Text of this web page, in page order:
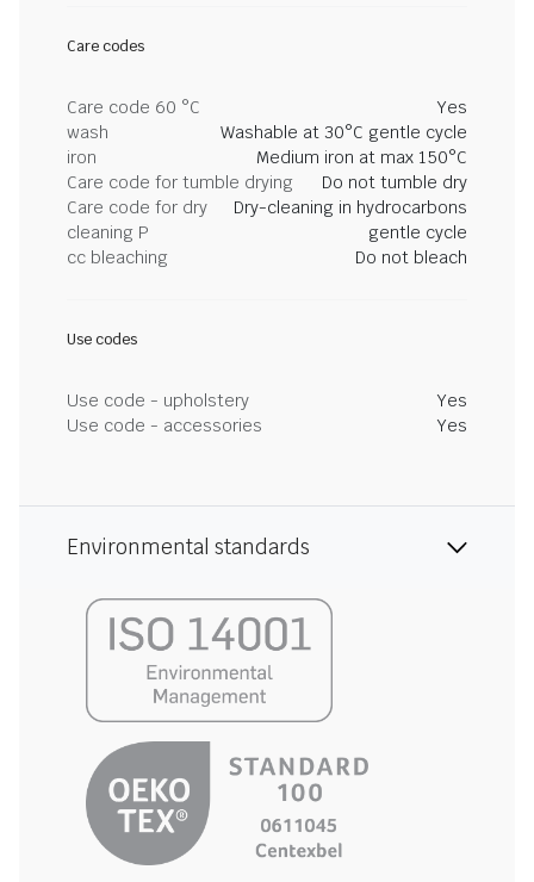
Care codes
Care code 60 °C
Yes
wash
Washable at 30°C gentle cycle
iron
Medium iron at max 150°C
Care code for tumble drying
Do not tumble dry
Care code for dry
cleaning P
Dry-cleaning in hydrocarbons
gentle cycle
cc bleaching
Do not bleach
Use codes
Use code - upholstery
Yes
Use code - accessories
Yes
Environmental standards